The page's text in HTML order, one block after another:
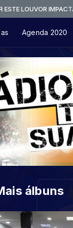
IMPACTANTE (
Agenda 2020
álbuns